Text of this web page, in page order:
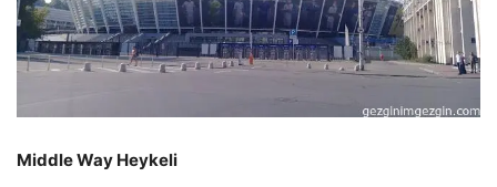
Middle Way Heykeli